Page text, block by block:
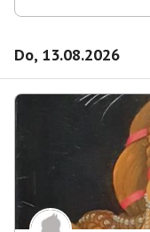
Do, 13.08.2026